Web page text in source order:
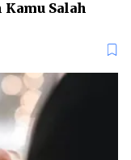
Salah